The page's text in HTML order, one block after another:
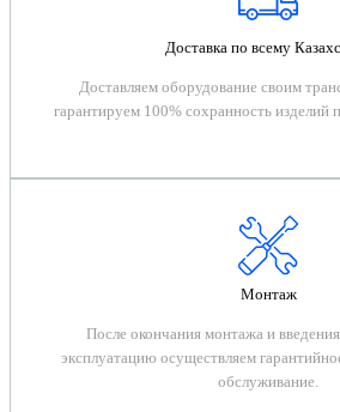
Доставка по всему
Доставляем оборудование своим
гарантируем 100% сохранность изделий
Монтаж
После окончания монтажа и
эксплуатацию осуществляем
обслуживание.